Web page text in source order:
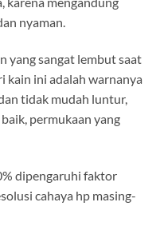
nyaman.
yang sangat lembut saat
ini adalah warnanya
tidak mudah luntur,
permukaan yang
dipengaruhi faktor
cahaya hp masing-